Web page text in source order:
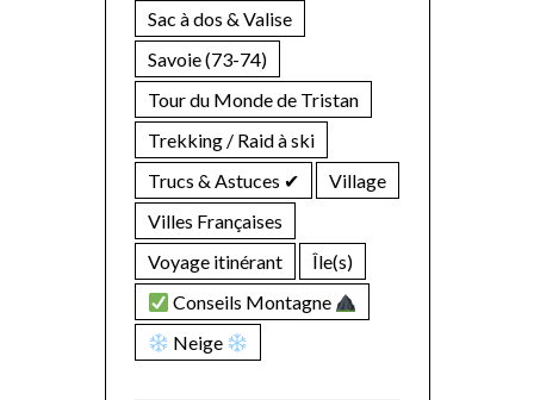
Sac à dos & Valise
Savoie (73-74)
Tour du Monde de Tristan
Trekking / Raid à ski
Trucs & Astuces ✔︎
Village
Villes Françaises
Voyage itinérant
Île(s)
Conseils Montagne
Neige